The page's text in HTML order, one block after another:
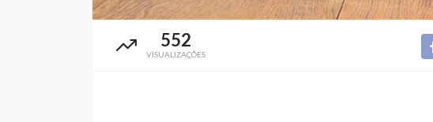
552
VISUALIZAÇÕES